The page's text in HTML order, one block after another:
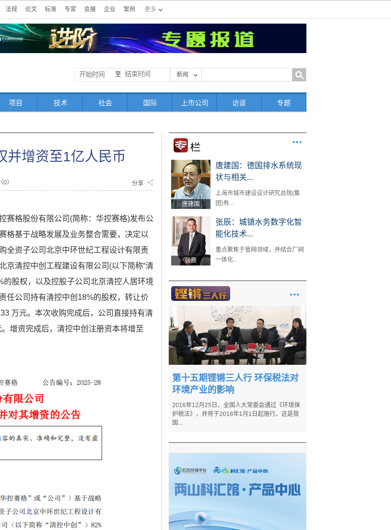
法规 论文 标准 专家 会展 企业 案例 更多
至 新闻
项目 技术 社会 国际 上市公司 访谈 专题
并增资至1亿人民币
0） 分享
赛格股份有限公司(简称：华控赛格)发布公
格基于战略发展及业务整合需要，决定以
全资子公司北京中环世纪工程设计有限责
京清控中创工程建设有限公司(以下简称“清
的股权，以及控股子公司北京清控人居环境
任公司持有清控中创18%的股权，转让价
万元。本次收购完成后，公司直接持有清
增资完成后，清控中创注册资本将增至
唐建国
唐建国：德国排水系统现
状与相关...
上海市城市建设设计研究总院(集
团)有...
张辰
张辰：城镇水务数字化智
能化技术...
重点聚焦于管网领域，并结合厂网
一体化...
第十五期铿锵三人行 环保税法对
环境产业的影响
2016年12月25日，全国人大常委会通过《环境保
护税法》，并将于2018年1月1日起施行。这是我
国...